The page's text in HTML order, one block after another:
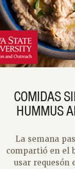
COMIDAS
HUMMUS
La semana
compartió en el
usar requesón